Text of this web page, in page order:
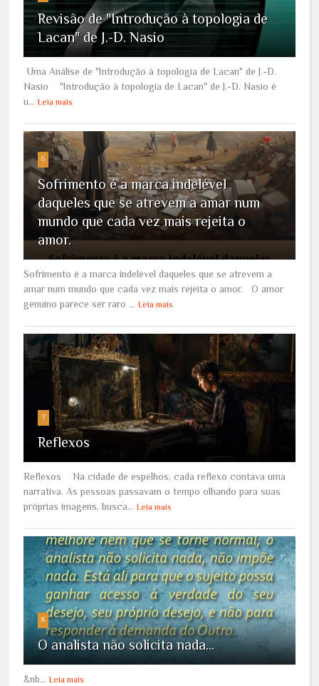
Revisão de "Introdução à topologia de
Lacan" de J.-D. Nasio
Uma Análise de "Introdução à topologia de Lacan" de J.-D.
Nasio "Introdução à topologia de Lacan" de J.-D. Nasio é
u... Leia mais
6
Sofrimento é a marca indelével
daqueles que se atrevem a amar num
mundo que cada vez mais rejeita o
amor.
Sofrimento é a marca indelével daqueles que se atrevem a
amar num mundo que cada vez mais rejeita o amor. O amor
genuíno parece ser raro ... Leia mais
7
Reflexos
Reflexos Na cidade de espelhos, cada reflexo contava uma
narrativa. As pessoas passavam o tempo olhando para suas
próprias imagens, busca... Leia mais
8
O analista não solicita nada...
&nb... Leia mais